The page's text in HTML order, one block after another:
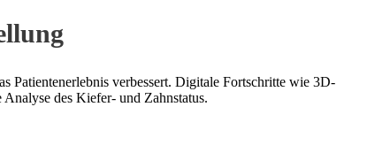
Patientenerlebnis verbessert. Digitale Fortschritte wie 3D-
des Kiefer- und Zahnstatus.